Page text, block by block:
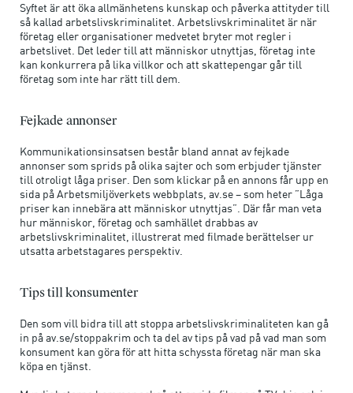
Syftet är att öka allmänhetens kunskap och påverka attityder till
så kallad arbetslivskriminalitet. Arbetslivskriminalitet är när
företag eller organisationer medvetet bryter mot regler i
arbetslivet. Det leder till att människor utnyttjas, företag inte
kan konkurrera på lika villkor och att skattepengar går till
företag som inte har rätt till dem.
Fejkade annonser
Kommunikationsinsatsen består bland annat av fejkade
annonser som sprids på olika sajter och som erbjuder tjänster
till otroligt låga priser. Den som klickar på en annons får upp en
sida på Arbetsmiljöverkets webbplats, av.se – som heter ”Låga
priser kan innebära att människor utnyttjas”. Där får man veta
hur människor, företag och samhället drabbas av
arbetslivskriminalitet, illustrerat med filmade berättelser ur
utsatta arbetstagares perspektiv.
Tips till konsumenter
Den som vill bidra till att stoppa arbetslivskriminaliteten kan gå
in på av.se/stoppakrim och ta del av tips på vad på vad man som
konsument kan göra för att hitta schyssta företag när man ska
köpa en tjänst.